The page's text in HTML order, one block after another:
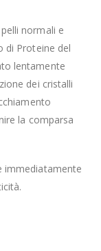
normali e
di Proteine del
lentamente
dei cristalli
la comparsa
immediatamente